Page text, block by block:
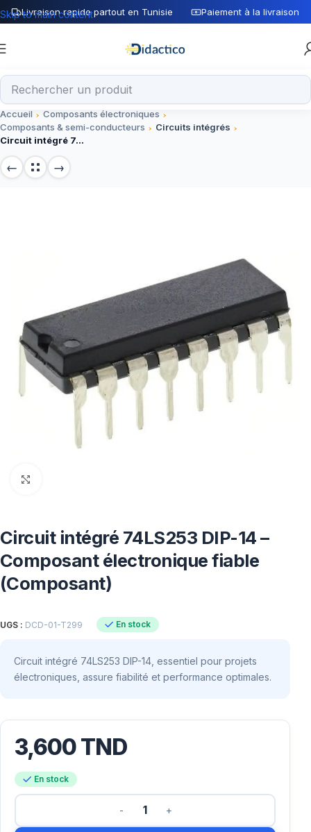
Livraison rapide partout en Tunisie Paiement à la livraison
Skip to main content
Accueil
Composants électroniques
Composants & semi-conducteurs
Circuits intégrés
Circuit intégré 74LS253 DIP-14 – Composant électronique fiable (Composant)
Circuit intégré 74LS253 DIP-14 –
Composant électronique fiable
(Composant)
UGS : DCD-01-T299 En stock
Circuit intégré 74LS253 DIP-14, essentiel pour projets
électroniques, assure fiabilité et performance optimales.
3,600TND
En stock